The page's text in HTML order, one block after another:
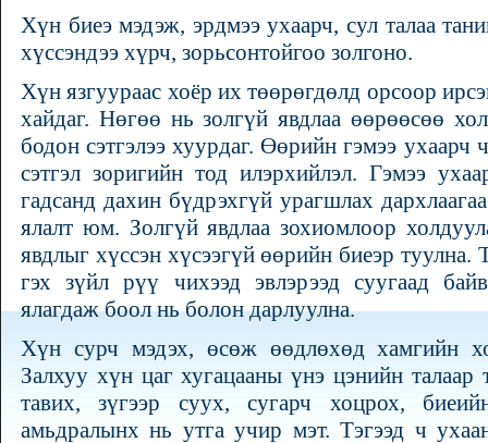
Хүн биеэ мэдэж, эрдмээ ухаарч, сул талаа
хүссэндээ хүрч, зорьсонтойгоо золгоно.
Хүн язгуураас хоёр их төөрөгдөлд орсоор
хайдаг. Нөгөө нь золгүй явдлаа өөрөөсөө
бодон сэтгэлээ хуурдаг. Өөрийн гэмээ ухаарч
сэтгэл зоригийн тод илэрхийлэл. Гэмээ
гадсанд дахин бүдрэхгүй урагшлах
ялалт юм. Золгүй явдлаа зохиомлоор
явдлыг хүссэн хүсээгүй өөрийн биеэр туулна.
гэх зүйл рүү чихээд эвлэрээд суугаад
ялагдаж боол нь болон дарлуулна.
Хүн сурч мэдэх, өсөж өөдлөхөд хамгийн
Залхуу хүн цаг хугацааны үнэ цэнийн
тавих, зүгээр суух, сугарч хоцрох,
амьдралынх нь утга учир мэт. Тэгээд ч